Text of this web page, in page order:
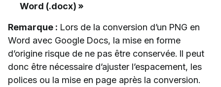
Word (.docx) »
Remarque : Lors de la conversion d’un PNG en
Word avec Google Docs, la mise en forme
d’origine risque de ne pas être conservée. Il peut
donc être nécessaire d’ajuster l’espacement, les
polices ou la mise en page après la conversion.